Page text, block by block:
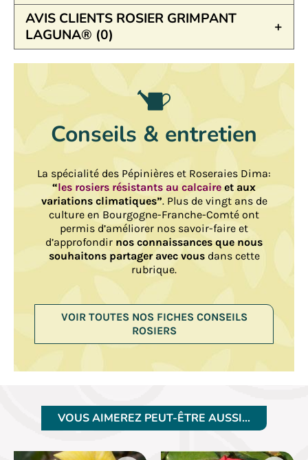
AVIS CLIENTS ROSIER GRIMPANT
LAGUNA® (0)
Conseils & entretien
La spécialité des Pépinières et Roseraies Dima:
“les rosiers résistants au calcaire et aux
variations climatiques”. Plus de vingt ans de
culture en Bourgogne-Franche-Comté ont
permis d’améliorer nos savoir-faire et
d’approfondir nos connaissances que nous
souhaitons partager avec vousdans cette
rubrique.
VOIR TOUTES NOS FICHES CONSEILS
ROSIERS
VOUS AIMEREZ PEUT-ÊTRE AUSSI…